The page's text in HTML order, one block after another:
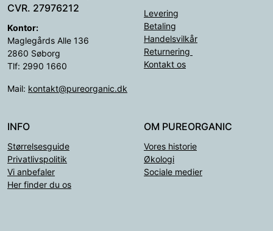
CVR. 27976212
Kontor:
Maglegårds Alle 136
2860 Søborg
Tlf: 2990 1660
Mail: kontakt@pureorganic.dk
Levering
Betaling
Handelsvilkår
Returnering
Kontakt os
INFO
Størrelsesguide
Privatlivspolitik
Vi anbefaler
Her finder du os
OM PUREORGANIC
Vores historie
Økologi
Sociale medier